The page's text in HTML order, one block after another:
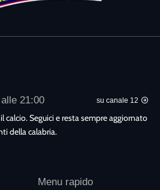
21:00 su canale 12
calcio. Seguici e resta sempre aggiornato
della calabria.
Menu rapido